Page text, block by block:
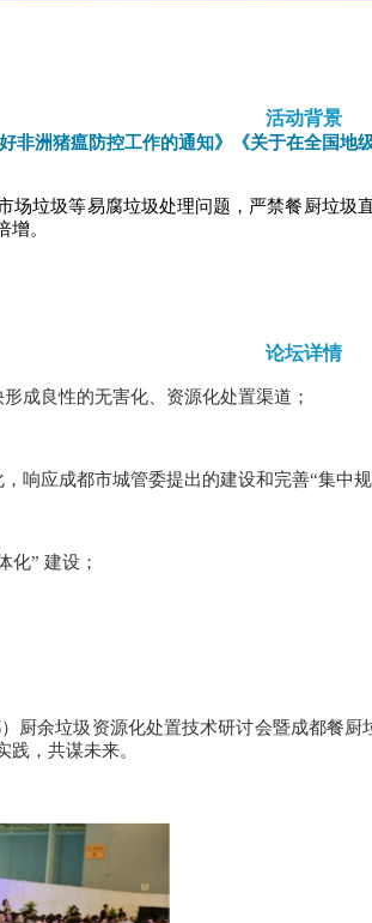
活动背景
好非洲猪瘟防控工作的通知》《关于在全国地
垃圾等易腐垃圾处理问题，严禁餐厨垃圾
。
论坛详情
成良性的无害化、资源化处置渠道；
响应成都市城管委提出的建设和完善“集中
化” 建设；
厨余垃圾资源化处置技术研讨会暨成都餐
，共谋未来。